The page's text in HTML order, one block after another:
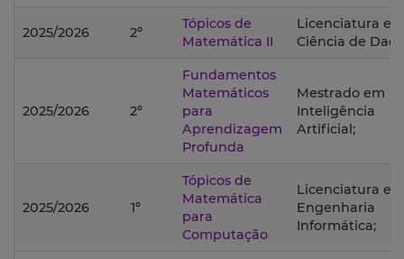
2025/2026 2º
Tópicos de
Matemática II
Licenciatura em
Ciência de
2025/2026 2º
Fundamentos
Matemáticos
para
Aprendizagem
Profunda
Mestrado em
Inteligência
Artificial;
2025/2026 1º
Tópicos de
Matemática
para
Computação
Licenciatura em
Engenharia
Informática;